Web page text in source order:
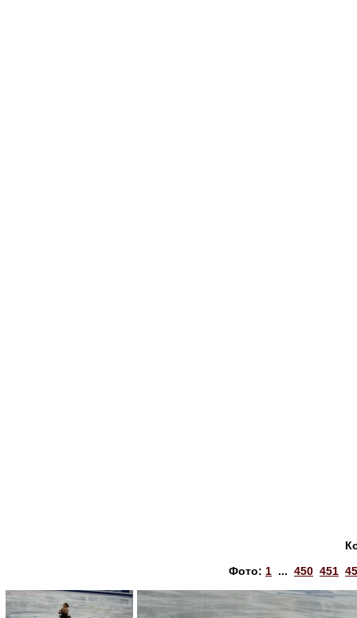
Фото: 1 ... 450 451